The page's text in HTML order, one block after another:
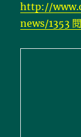
http://
news/1353